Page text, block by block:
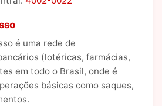
é uma rede de
(lotéricas, farmácias,
em todo o Brasil, onde é
básicas como saques,